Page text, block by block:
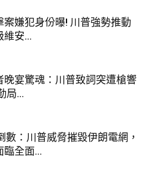
案嫌犯身份曝! 川普強勢推動
維安...
晚宴驚魂：川普致詞突遭槍響
局...
數：川普威脅摧毀伊朗電網，
臨全面...